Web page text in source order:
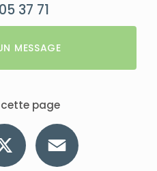
37 71
MESSAGE
page